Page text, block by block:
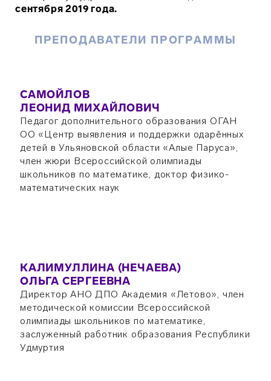
сентября 2019 года.
ПРЕПОДАВАТЕЛИ ПРОГРАММЫ
САМОЙЛОВ
ЛЕОНИД МИХАЙЛОВИЧ
Педагог дополнительного образования ОГАН
ОО «Центр выявления и поддержки одарённых
детей в Ульяновской области «Алые Паруса»,
член жюри Всероссийской олимпиады
школьников по математике, доктор физико-
математических наук
КАЛИМУЛЛИНА (НЕЧАЕВА)
ОЛЬГА СЕРГЕЕВНА
Директор АНО ДПО Академия «Летово», член
методической комиссии Всероссийской
олимпиады школьников по математике,
заслуженный работник образования Республики
Удмуртия